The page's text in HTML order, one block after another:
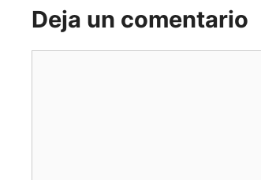
Deja un comentario